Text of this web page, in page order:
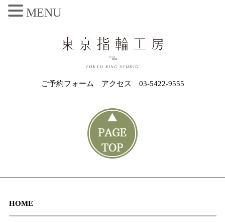
ご予約フォーム アクセス 03-5422-9555
HOME
MENU